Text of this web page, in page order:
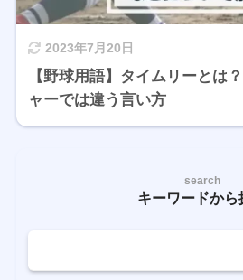
2023年7月20日
【野球用語】タイムリーとは
ャーでは違う言い方
search
キーワードから